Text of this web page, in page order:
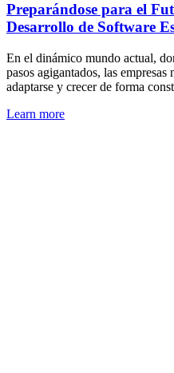
Preparándose para el
Desarrollo de Software
En el dinámico mundo actual,
pasos agigantados, las empresas
adaptarse y crecer de forma
Learn more